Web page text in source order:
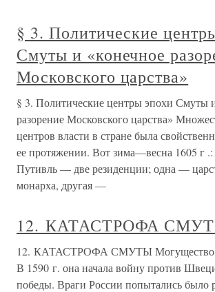
§ 3. Политические
Смуты и «конечное
Московского царства»
§ 3. Политические центры эпохи Смуты
разорение Московского царства»
центров власти в стране была
ее протяжении. Вот зима—весна 1605 г
Путивль — две резиденции; одна —
монарха, другая —
12. КАТАСТРОФА
12. КАТАСТРОФА СМУТЫ Могущество
В 1590 г. она начала войну против
победы. Враги России попытались было